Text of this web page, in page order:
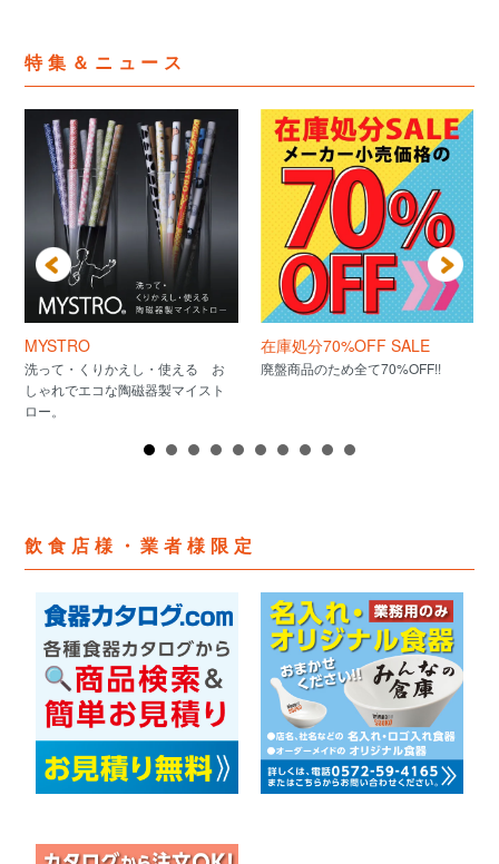
特集＆ニュース
MYSTRO
洗って・くりかえし・使える お
しゃれでエコな陶磁器製マイスト
ロー。
在庫処分70%OFF SALE
廃盤商品のため全て70%OFF!!
飲食店様・業者様限定